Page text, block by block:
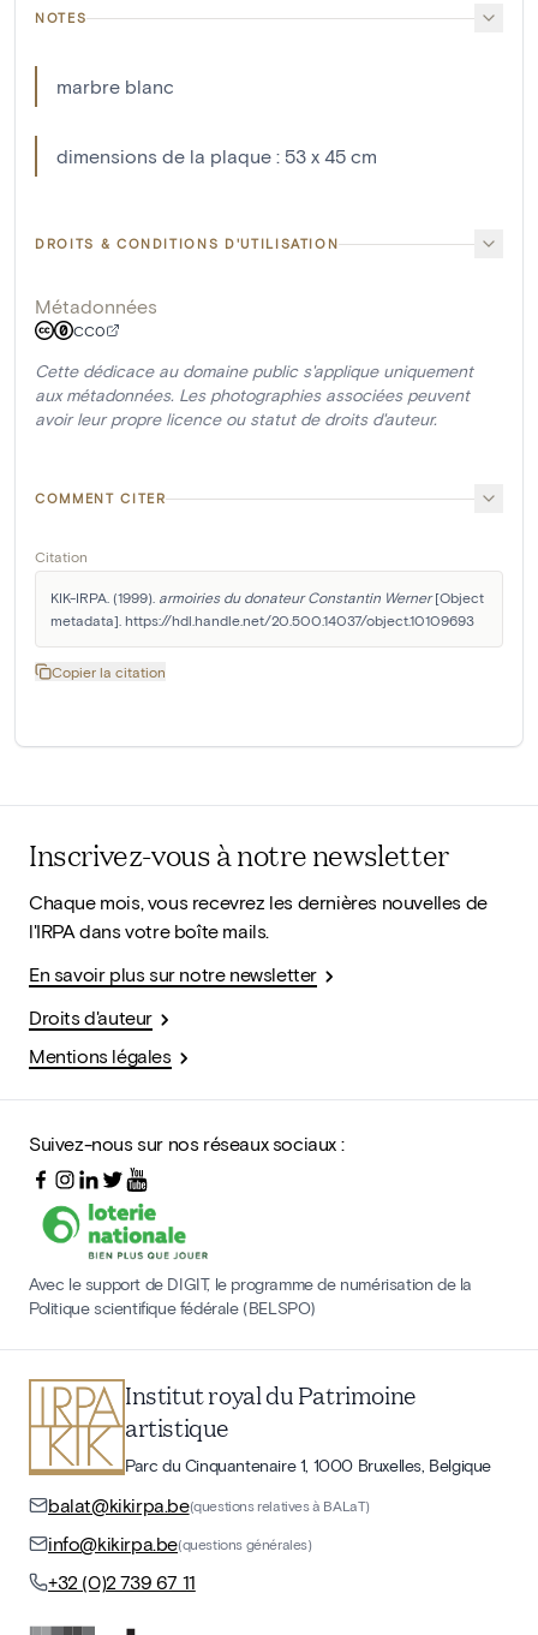
NOTES
marbre blanc
dimensions de la plaque : 53 x 45 cm
DROITS & CONDITIONS D'UTILISATION
Métadonnées
CC0
Cette dédicace au domaine public s'applique uniquement
aux métadonnées. Les photographies associées peuvent
avoir leur propre licence ou statut de droits d'auteur.
COMMENT CITER
Citation
KIK-IRPA. (1999). armoiries du donateur Constantin Werner [Object
metadata]. https://hdl.handle.net/20.500.14037/object.10109693
Copier la citation
Inscrivez-vous à notre newsletter
Chaque mois, vous recevrez les dernières nouvelles de
l'IRPA dans votre boîte mails.
En savoir plus sur notre newsletter
Droits d'auteur
Mentions légales
Suivez-nous sur nos réseaux sociaux :
Avec le support de DIGIT, le programme de numérisation de la
Politique scientifique fédérale (BELSPO)
Institut royal du Patrimoine
artistique
Parc du Cinquantenaire 1, 1000 Bruxelles, Belgique
balat@kikirpa.be(questions relatives à BALaT)
info@kikirpa.be(questions générales)
+32 (0)2 739 67 11